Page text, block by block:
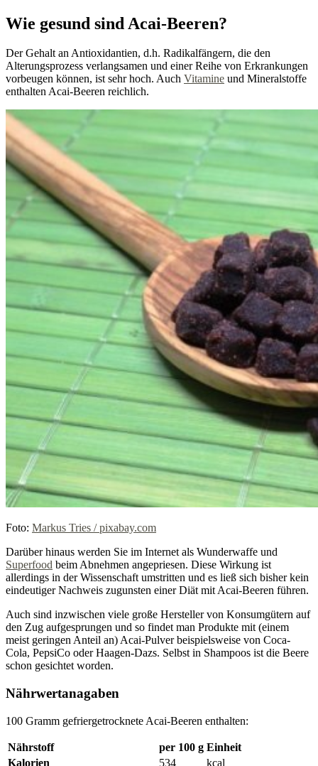
Wie gesund sind Acai-Beeren?
Der Gehalt an Antioxidantien, d.h. Radikalfängern, die den
Alterungsprozess verlangsamen und einer Reihe von Erkrankungen
vorbeugen können, ist sehr hoch. Auch Vitamine und Mineralstoffe
enthalten Acai-Beeren reichlich.
Foto: Markus Tries / pixabay.com
Darüber hinaus werden Sie im Internet als Wunderwaffe und
Superfood beim Abnehmen angepriesen. Diese Wirkung ist
allerdings in der Wissenschaft umstritten und es ließ sich bisher kein
eindeutiger Nachweis zugunsten einer Diät mit Acai-Beeren führen.
Auch sind inzwischen viele große Hersteller von Konsumgütern auf
den Zug aufgesprungen und so findet man Produkte mit (einem
meist geringen Anteil an) Acai-Pulver beispielsweise von Coca-
Cola, PepsiCo oder Haagen-Dazs. Selbst in Shampoos ist die Beere
schon gesichtet worden.
Nährwertanagaben
100 Gramm gefriergetrocknete Acai-Beeren enthalten:
Nährstoff per 100 g Einheit
Kalorien
534 kcal